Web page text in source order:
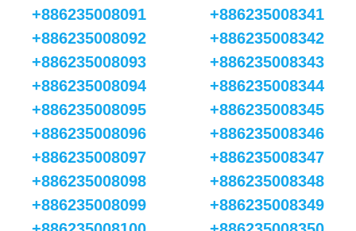
+886235008091
+886235008092
+886235008093
+886235008094
+886235008095
+886235008096
+886235008097
+886235008098
+886235008099
+886235008341
+886235008342
+886235008343
+886235008344
+886235008345
+886235008346
+886235008347
+886235008348
+886235008349